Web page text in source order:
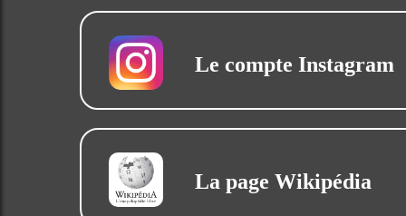
Le compte Instagram
La page Wikipédia